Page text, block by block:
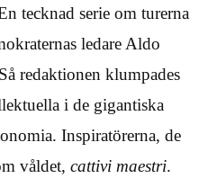
tecknad serie om turerna
ledare Aldo
redaktionen klumpades
i de gigantiska
Inspiratörerna, de
våldet, cattivi maestri.